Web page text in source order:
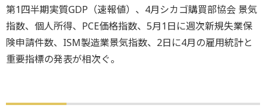
第1四半期実質GDP（速報値）、4月シカゴ購買部協会 景気
指数、個人所得、PCE価格指数、5月1日に週次新規失業保
険申請件数、ISM製造業景気指数、2日に4月の雇用統計と
重要指標の発表が相次ぐ。